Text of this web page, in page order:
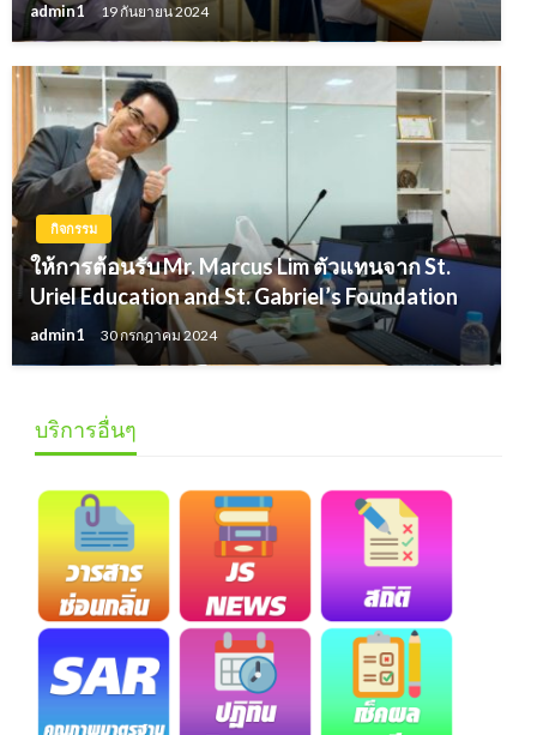
admin1 19 กันยายน 2024
กิจกรรม
ให้การต้อนรับ Mr. Marcus Lim ตัวแทนจาก St.
Uriel Education and St. Gabriel’s Foundation
admin1 30 กรกฎาคม 2024
บริการอื่นๆ